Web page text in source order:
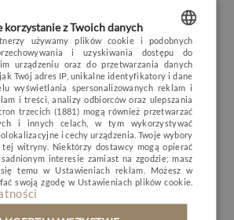
I PAKIETY
DLA DZIECI
MINERAL SPA
RESTAURACJA
& ACTIVE
BIZNES
GALERIA
sprawiają, że olej buriti
osoby z cerą dojrzałą,
i narażoną na częsty stres.
w przypadku osób cierpiących z
suchej skóry.
Bodnar- Doradca ds. SPA
POLISH
ENGLISH
GERMAN
CZECH
z Twoich danych
używamy plików cookie i podobnych
i uzyskiwania dostępu do
urządzeniu oraz do przetwarzania danych
Twój adres IP, unikalne identyfikatory i dane
wyświetlania spersonalizowanych reklam i
i treści, analizy odbiorców oraz ulepszania
trzecich (1881)mogą również przetwarzać
i innych celach, w tym wykorzystywać
i cechy urządzenia. Twoje wybory
tej witryny. Niektórzy dostawcy mogą opierać
interesie zamiast na zgodzie; masz
temu w Ustawieniach reklam . Możesz w
swoją zgodę w Ustawieniach plików cookie